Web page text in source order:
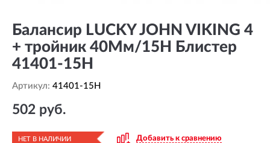
Балансир LUCKY JOHN VIKING 4
+ тройник 40Мм/15H Блистер
41401-15H
Артикул: 41401-15H
502 руб.
НЕТ В НАЛИЧИИ Добавить к сравнению